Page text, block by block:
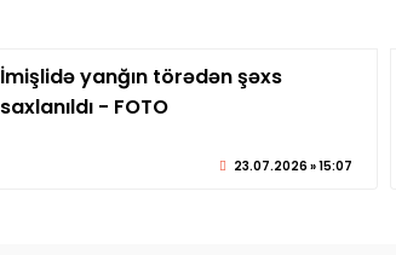
© sabirabadxeber.az
İmişlidə yanğın törədən şəxs
saxlanıldı - FOTO
23.07.2026 » 15:07